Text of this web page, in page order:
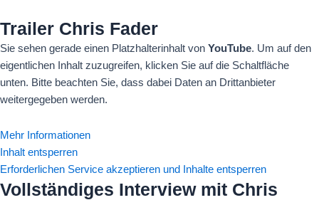
Trailer Chris Fader
Sie sehen gerade einen Platzhalterinhalt von YouTube. Um auf den
eigentlichen Inhalt zuzugreifen, klicken Sie auf die Schaltfläche
unten. Bitte beachten Sie, dass dabei Daten an Drittanbieter
weitergegeben werden.
Mehr Informationen
Inhalt entsperren
Erforderlichen Service akzeptieren und Inhalte entsperren
Vollständiges Interview mit Chris